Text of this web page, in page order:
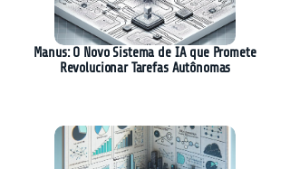
Manus: O Novo Sistema de IA que Promete
Revolucionar Tarefas Autônomas